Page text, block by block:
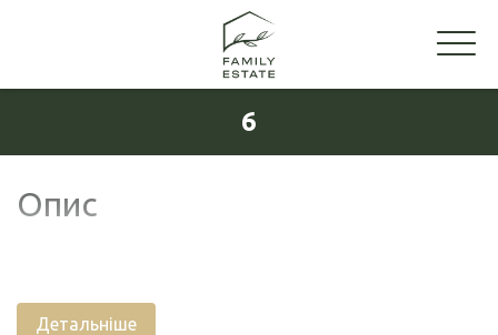
6
Опис
Детальніше